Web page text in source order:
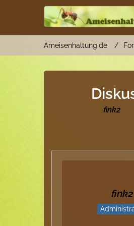
Ameisenhaltung.de
fink2
fink2